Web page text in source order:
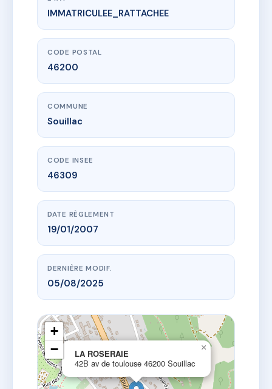
www.vme.plus/AD9326406
LA ROSERAIE
42B av de toulouse
IMMATRICULEE_RATTACHEE
CODE POSTAL
46200
COMMUNE
Souillac
CODE INSEE
46309
DATE RÈGLEMENT
19/01/2007
DERNIÈRE MODIF.
05/08/2025
LA ROSERAIE
42B av de toulouse 46200 Souillac
×
+
−